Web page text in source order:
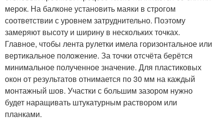
мерок. На балконе установить маяки в строгом
соответствии с уровнем затруднительно. Поэтому
замеряют высоту и ширину в нескольких точках.
Главное, чтобы лента рулетки имела горизонтальное или
вертикальное положение. За точки отсчёта берётся
минимальное полученное значение. Для пластиковых
окон от результатов отнимается по 30 мм на каждый
монтажный шов. Участки с большим зазором нужно
будет наращивать штукатурным раствором или
планками.